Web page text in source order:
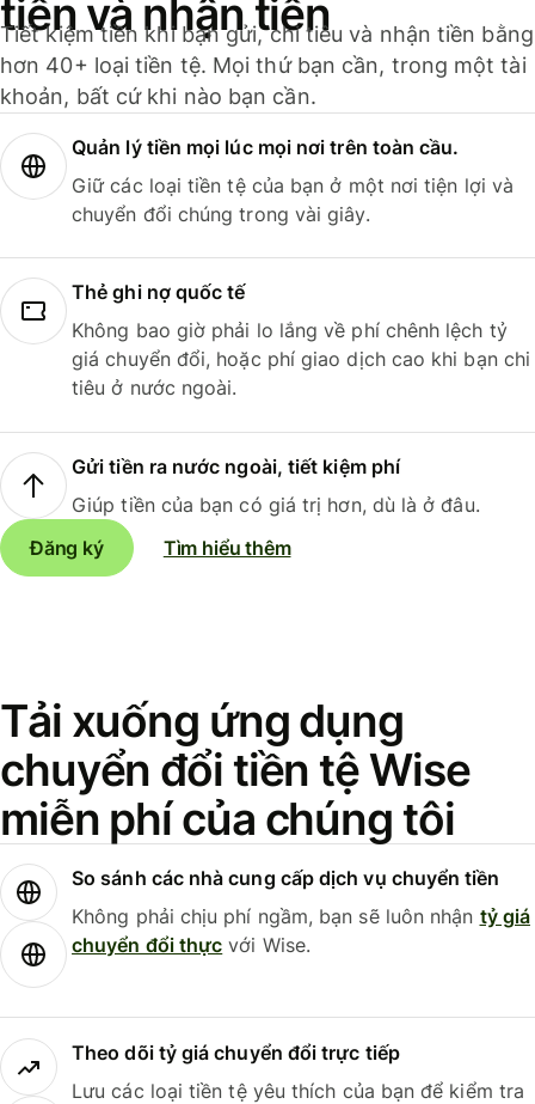
tiền và nhận tiền
Tiết kiệm tiền khi bạn gửi, chi tiêu và nhận tiền bằng
hơn 40+ loại tiền tệ. Mọi thứ bạn cần, trong một tài
khoản, bất cứ khi nào bạn cần.
Quản lý tiền mọi lúc mọi nơi trên toàn cầu.
Giữ các loại tiền tệ của bạn ở một nơi tiện lợi và
chuyển đổi chúng trong vài giây.
Thẻ ghi nợ quốc tế
Không bao giờ phải lo lắng về phí chênh lệch tỷ
giá chuyển đổi, hoặc phí giao dịch cao khi bạn chi
tiêu ở nước ngoài.
Gửi tiền ra nước ngoài, tiết kiệm phí
Giúp tiền của bạn có giá trị hơn, dù là ở đâu.
Đăng ký
Tìm hiểu thêm
Tải xuống ứng dụng
chuyển đổi tiền tệ Wise
miễn phí của chúng tôi
So sánh các nhà cung cấp dịch vụ chuyển tiền
Không phải chịu phí ngầm, bạn sẽ luôn nhận tỷ giá
chuyển đổi thực với Wise.
Theo dõi tỷ giá chuyển đổi trực tiếp
Lưu các loại tiền tệ yêu thích của bạn để kiểm tra